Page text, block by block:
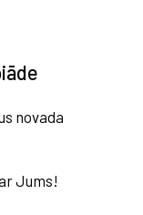
novada
Jums!